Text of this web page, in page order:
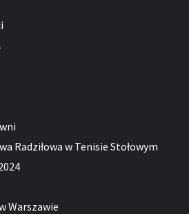
Radziłowa w Tenisie Stołowym
Warszawie